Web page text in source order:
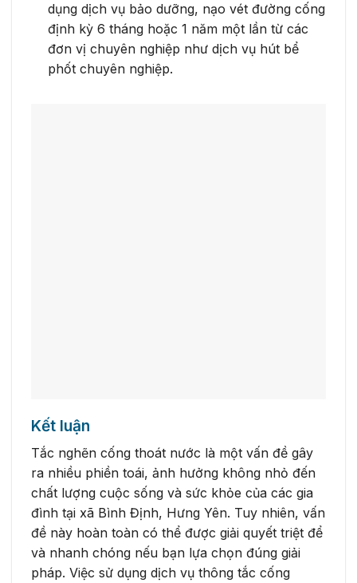
dụng dịch vụ bảo dưỡng, nạo vét đường cống
định kỳ 6 tháng hoặc 1 năm một lần từ các
đơn vị chuyên nghiệp như dịch vụ hút bể
phốt chuyên nghiệp.
Kết luận
Tắc nghẽn cống thoát nước là một vấn đề gây
ra nhiều phiền toái, ảnh hưởng không nhỏ đến
chất lượng cuộc sống và sức khỏe của các gia
đình tại xã Bình Định, Hưng Yên. Tuy nhiên, vấn
đề này hoàn toàn có thể được giải quyết triệt để
và nhanh chóng nếu bạn lựa chọn đúng giải
pháp. Việc sử dụng dịch vụ thông tắc cống